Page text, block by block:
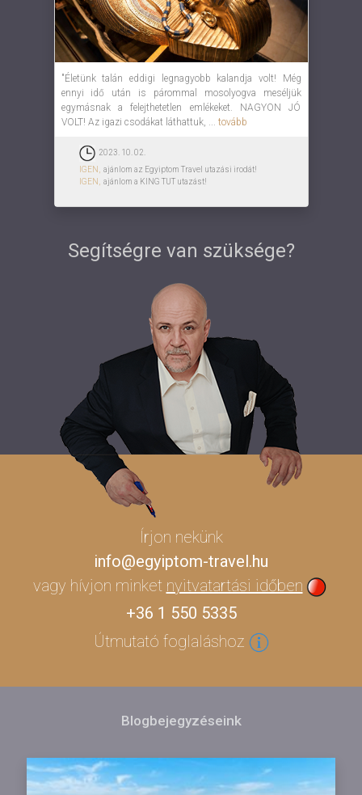
"Életünk talán eddigi legnagyobb kalandja volt! Még
ennyi idő után is párommal mosolyogva meséljük
egymásnak a felejthetetlen emlékeket. NAGYON JÓ
VOLT! Az igazi csodákat láthattuk, ... tovább
2023. 10. 02.
IGEN,
ajánlom az Egyiptom Travel utazási irodát!
IGEN,
ajánlom a KING TUT utazást!
Segítségre van szüksége?
Írjon nekünk
info@egyiptom-travel.hu
vagy hívjon minket nyitvatartási időben
+36 1 550 5335
Útmutató foglaláshoz
Blogbejegyzéseink